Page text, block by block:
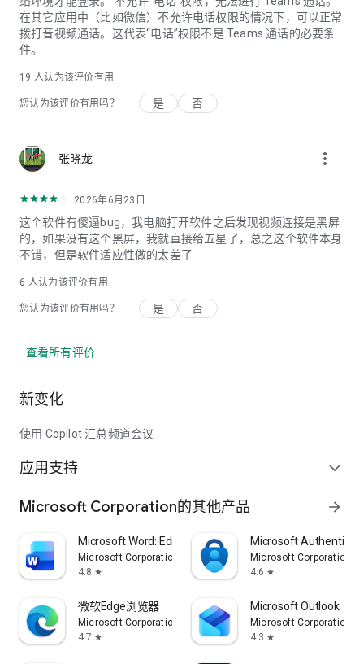
在其它应用中（比如微信）不允许电话权限的情况下，可以正常
拨打音视频通话。这代表“电话”权限不是 Teams 通话的必要条
件。
19 人认为该评价有用
您认为该评价有用吗？ 是 否
张晓龙 more_vert
2026年6月23日
这个软件有傻逼bug，我电脑打开软件之后发现视频连接是黑屏
的，如果没有这个黑屏，我就直接给五星了，总之这个软件本身
不错，但是软件适应性做的太差了
6 人认为该评价有用
您认为该评价有用吗？ 是 否
查看所有评价
新变化
使用 Copilot 汇总频道会议
应用支持 expand_more
Microsoft Corporation的其他产品 arrow_forward
Microsoft Word: Edit Documents
Microsoft Corporation
4.8 star
Microsoft
Microsoft Corporation
4.6 star
微软Edge浏览器
Microsoft Corporation
4.7 star
Microsoft Outlook
Microsoft Corporation
4.3 star